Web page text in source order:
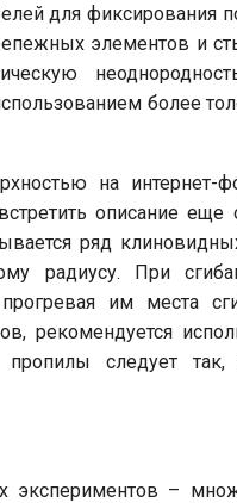
для фиксирования
элементов и
более
на интернет-
описание еще
ряд
радиусу. При
им места
рекомендуется
пропилы следует
экспериментов –